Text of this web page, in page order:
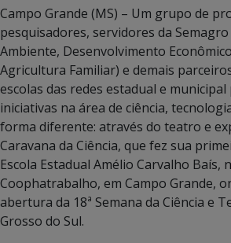
Campo Grande (MS) – Um grupo de
pesquisadores, servidores da
Ambiente, Desenvolvimento
Agricultura Familiar) e demais
escolas das redes estadual e
iniciativas na área de ciência,
forma diferente: através do teatro e
Caravana da Ciência, que fez sua
Escola Estadual Amélio Carvalho Baís,
Coophatrabalho, em Campo Grande,
abertura da 18ª Semana da Ciência e
Grosso do Sul.